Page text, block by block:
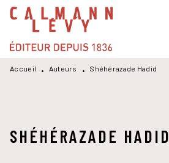
MENU RECHERCHE
PIED DE PAGE
Accueil • Auteurs • Shéhérazade Hadid
SHÉHÉRAZADE HADID